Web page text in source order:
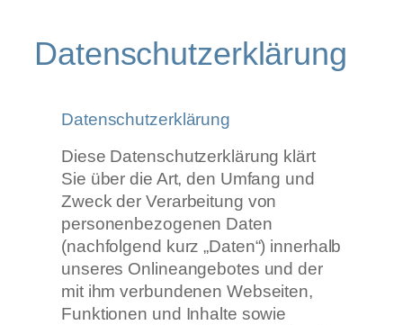
Datenschutzerklärung
Datenschutzerklärung
Diese Datenschutzerklärung klärt
Sie über die Art, den Umfang und
Zweck der Verarbeitung von
personenbezogenen Daten
(nachfolgend kurz „Daten“) innerhalb
unseres Onlineangebotes und der
mit ihm verbundenen Webseiten,
Funktionen und Inhalte sowie